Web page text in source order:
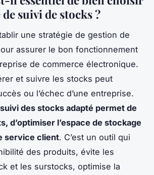
suivi de stocks ?
une stratégie de gestion de
assurer le bon fonctionnement
de commerce électronique.
et suivre les stocks peut
ou l’échec d’une entreprise.
des stocks adapté permet de
d’optimiser l’espace de stockage
service client. C’est un outil qui
des produits, évite les
et les surstocks, optimise la